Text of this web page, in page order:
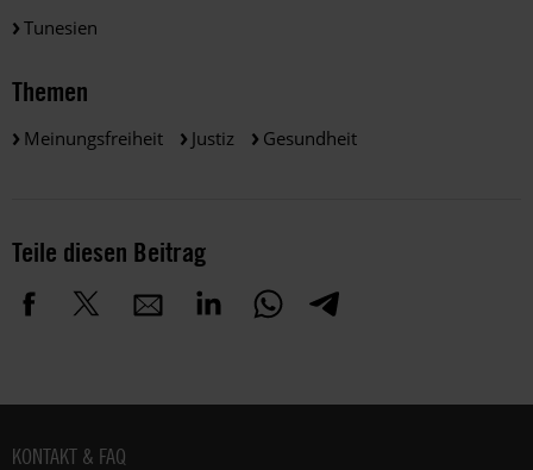
Tunesien
Themen
Meinungsfreiheit Justiz Gesundheit
Teile diesen Beitrag
Fußbereich
KONTAKT & FAQ